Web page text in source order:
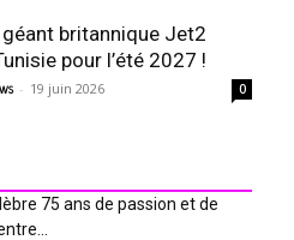
britannique Jet2
pour l’été 2027 !
- 19 juin 2026 0
75 ans de passion et de